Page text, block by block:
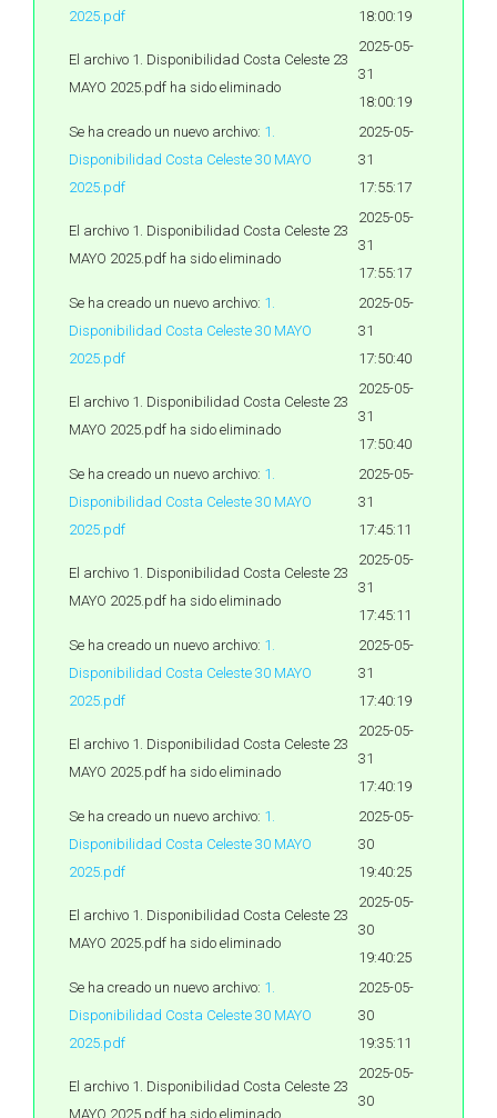
2025.pdf
18:00:19
El archivo 1. Disponibilidad Costa Celeste 23
MAYO 2025.pdf ha sido eliminado
2025-05-
31
18:00:19
Se ha creado un nuevo archivo: 1.
Disponibilidad Costa Celeste 30 MAYO
2025.pdf
2025-05-
31
17:55:17
El archivo 1. Disponibilidad Costa Celeste 23
MAYO 2025.pdf ha sido eliminado
2025-05-
31
17:55:17
Se ha creado un nuevo archivo: 1.
Disponibilidad Costa Celeste 30 MAYO
2025.pdf
2025-05-
31
17:50:40
El archivo 1. Disponibilidad Costa Celeste 23
MAYO 2025.pdf ha sido eliminado
2025-05-
31
17:50:40
Se ha creado un nuevo archivo: 1.
Disponibilidad Costa Celeste 30 MAYO
2025.pdf
2025-05-
31
17:45:11
El archivo 1. Disponibilidad Costa Celeste 23
MAYO 2025.pdf ha sido eliminado
2025-05-
31
17:45:11
Se ha creado un nuevo archivo: 1.
Disponibilidad Costa Celeste 30 MAYO
2025.pdf
2025-05-
31
17:40:19
El archivo 1. Disponibilidad Costa Celeste 23
MAYO 2025.pdf ha sido eliminado
2025-05-
31
17:40:19
Se ha creado un nuevo archivo: 1.
Disponibilidad Costa Celeste 30 MAYO
2025.pdf
2025-05-
30
19:40:25
El archivo 1. Disponibilidad Costa Celeste 23
MAYO 2025.pdf ha sido eliminado
2025-05-
30
19:40:25
Se ha creado un nuevo archivo: 1.
Disponibilidad Costa Celeste 30 MAYO
2025.pdf
2025-05-
30
19:35:11
El archivo 1. Disponibilidad Costa Celeste 23
MAYO 2025.pdf ha sido eliminado
2025-05-
30